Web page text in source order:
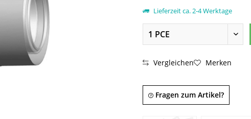
Lieferzeit ca. 2-4 Werktage
Vergleichen Merken
Fragen zum Artikel?